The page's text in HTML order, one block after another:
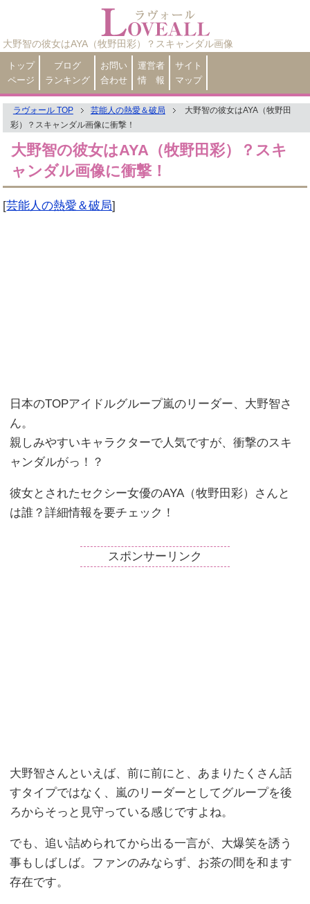
大野智の彼女はAYA（牧野田彩）？スキャンダル画像
トップ
ページ
ブログ
ランキング
お問い
合わせ
運営者
情 報
サイト
マップ
ラヴォール TOP 芸能人の熱愛＆破局
大野智の彼女はAYA（牧野田
彩）？スキャンダル画像に衝撃！
大野智の彼女はAYA（牧野田彩）？スキ
ャンダル画像に衝撃！
[芸能人の熱愛＆破局]
日本のTOPアイドルグループ嵐のリーダー、大野智さ
ん。
親しみやすいキャラクターで人気ですが、衝撃のスキ
ャンダルがっ！？
彼女とされたセクシー女優のAYA（牧野田彩）さんと
は誰？詳細情報を要チェック！
スポンサーリンク
大野智さんといえば、前に前にと、あまりたくさん話
すタイプではなく、嵐のリーダーとしてグループを後
ろからそっと見守っている感じですよね。
でも、追い詰められてから出る一言が、大爆笑を誘う
事もしばしば。ファンのみならず、お茶の間を和ます
存在です。